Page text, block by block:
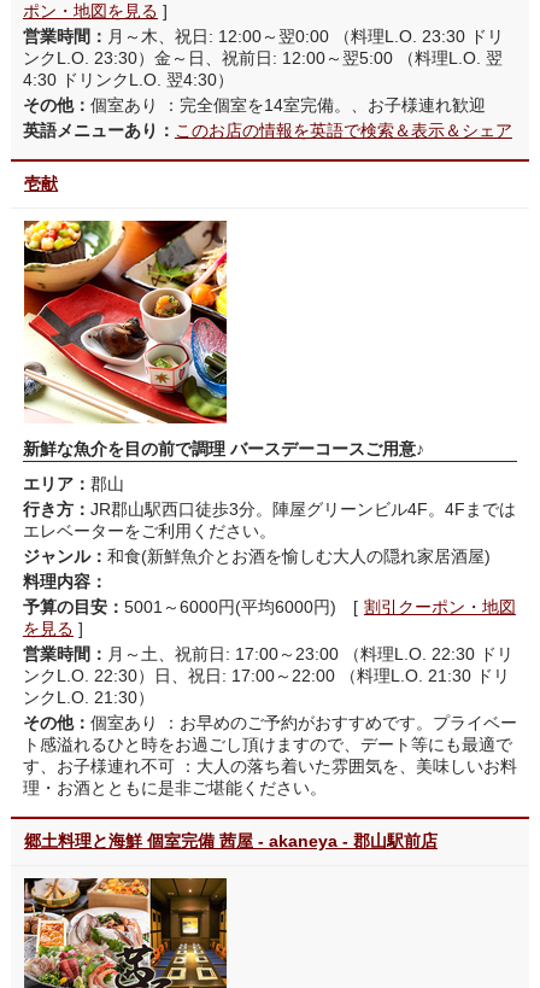
ポン・地図を見る ]
営業時間： 月～木、祝日: 12:00～翌0:00 （料理L.O. 23:30 ドリ
ンクL.O. 23:30）金～日、祝前日: 12:00～翌5:00 （料理L.O. 翌
4:30 ドリンクL.O. 翌4:30）
その他： 個室あり ：完全個室を14室完備。、お子様連れ歓迎
英語メニューあり： このお店の情報を英語で検索＆表示＆シェア
壱献
新鮮な魚介を目の前で調理 バースデーコースご用意♪
エリア： 郡山
行き方： JR郡山駅西口徒歩3分。陣屋グリーンビル4F。4Fまでは
エレベーターをご利用ください。
ジャンル： 和食(新鮮魚介とお酒を愉しむ大人の隠れ家居酒屋)
料理内容：
予算の目安： 5001～6000円(平均6000円) [ 割引クーポン・地図
を見る ]
営業時間： 月～土、祝前日: 17:00～23:00 （料理L.O. 22:30 ドリ
ンクL.O. 22:30）日、祝日: 17:00～22:00 （料理L.O. 21:30 ドリ
ンクL.O. 21:30）
その他： 個室あり ：お早めのご予約がおすすめです。プライベー
ト感溢れるひと時をお過ごし頂けますので、デート等にも最適で
す、お子様連れ不可 ：大人の落ち着いた雰囲気を、美味しいお料
理・お酒とともに是非ご堪能ください。
郷土料理と海鮮 個室完備 茜屋 - akaneya - 郡山駅前店